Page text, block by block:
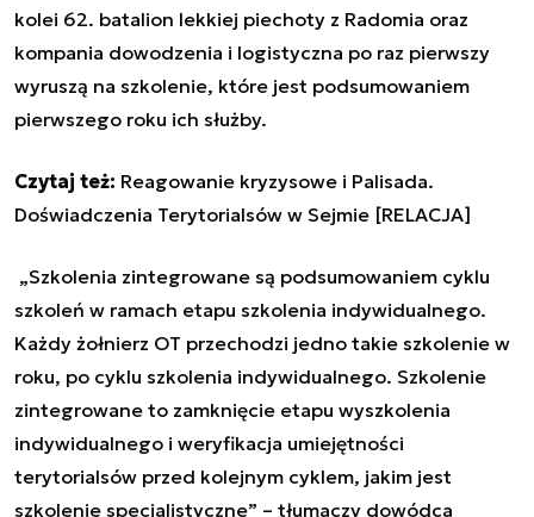
kolei 62. batalion lekkiej piechoty z Radomia oraz
kompania dowodzenia i logistyczna po raz pierwszy
wyruszą na szkolenie, które jest podsumowaniem
pierwszego roku ich służby.
Czytaj też: Reagowanie kryzysowe i Palisada.
Doświadczenia Terytorialsów w Sejmie [RELACJA]
„Szkolenia zintegrowane są podsumowaniem cyklu
szkoleń w ramach etapu szkolenia indywidualnego.
Każdy żołnierz OT przechodzi jedno takie szkolenie w
roku, po cyklu szkolenia indywidualnego. Szkolenie
zintegrowane to zamknięcie etapu wyszkolenia
indywidualnego i weryfikacja umiejętności
terytorialsów przed kolejnym cyklem, jakim jest
szkolenie specjalistyczne” – tłumaczy dowódca